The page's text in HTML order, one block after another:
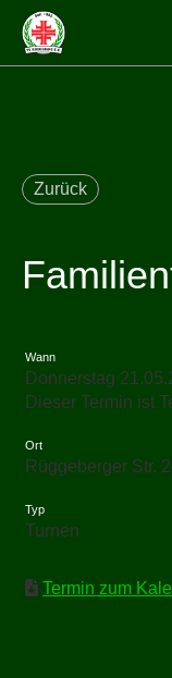
Zurück
Wann
Donnerstag
Dieser Termin ist
Ort
Rüggeberger Str.
Typ
Turnen
Termin zum